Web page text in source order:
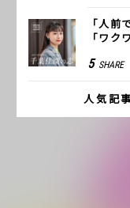
「人前
「ワク
方トレ
5 SHARE
人気記